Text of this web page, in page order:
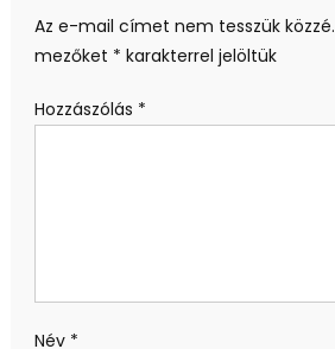
Az e-mail címet nem tesszük közzé.
mezőket * karakterrel jelöltük
Hozzászólás *
Név *